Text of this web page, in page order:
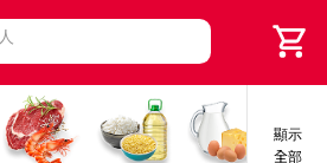
2026
顯示
全部